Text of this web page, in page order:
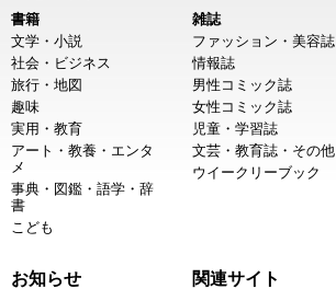
書籍
文学・小説
社会・ビジネス
旅行・地図
趣味
実用・教育
アート・教養・エンタ
メ
事典・図鑑・語学・辞
書
こども
雑誌
ファッション・美容誌
情報誌
男性コミック誌
女性コミック誌
児童・学習誌
文芸・教育誌・その他
ウイークリーブック
お知らせ 関連サイト